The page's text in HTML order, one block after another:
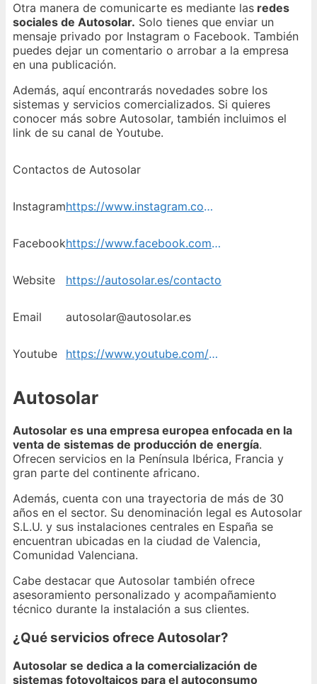
Otra manera de comunicarte es mediante las redes
sociales de Autosolar. Solo tienes que enviar un
mensaje privado por Instagram o Facebook. También
puedes dejar un comentario o arrobar a la empresa
en una publicación.
Además, aquí encontrarás novedades sobre los
sistemas y servicios comercializados. Si quieres
conocer más sobre Autosolar, también incluimos el
link de su canal de Youtube.
Contactos de Autosolar
Instagram https://www.instagram.com/autosolar_es/
Facebook https://www.facebook.com/AutoSolarEnergy
Website https://autosolar.es/contacto
Email autosolar@autosolar.es
Youtube https://www.youtube.com/user/autosolarable/featured
Autosolar
Autosolar es una empresa europea enfocada en la
venta de sistemas de producción de energía.
Ofrecen servicios en la Península Ibérica, Francia y
gran parte del continente africano.
Además, cuenta con una trayectoria de más de 30
años en el sector. Su denominación legal es Autosolar
S.L.U. y sus instalaciones centrales en España se
encuentran ubicadas en la ciudad de Valencia,
Comunidad Valenciana.
Cabe destacar que Autosolar también ofrece
asesoramiento personalizado y acompañamiento
técnico durante la instalación a sus clientes.
¿Qué servicios ofrece Autosolar?
Autosolar se dedica a la comercialización de
sistemas fotovoltaicos para el autoconsumo